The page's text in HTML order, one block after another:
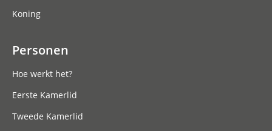
Koning
Personen
Hoe werkt het?
Eerste Kamerlid
Tweede Kamerlid